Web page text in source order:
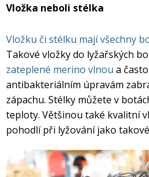
Řetězy
Rukavice na
Vložka neboli stélka
Vložku či stélku mají všechny
Takové vložky do lyžařských
zateplené merino vlnou a
antibakteriálním úpravám
zápachu. Stélky můžete v
teploty. Většinou také kvalitní
pohodlí při lyžování jako